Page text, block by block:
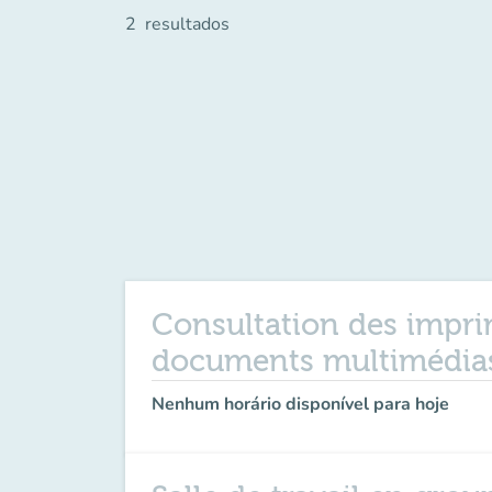
2 resultados
Consultation des
documents
Nenhum horário disponível para hoje